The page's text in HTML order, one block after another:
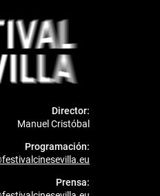
Director:
Manuel Cristóbal
Programación:
Prensa: